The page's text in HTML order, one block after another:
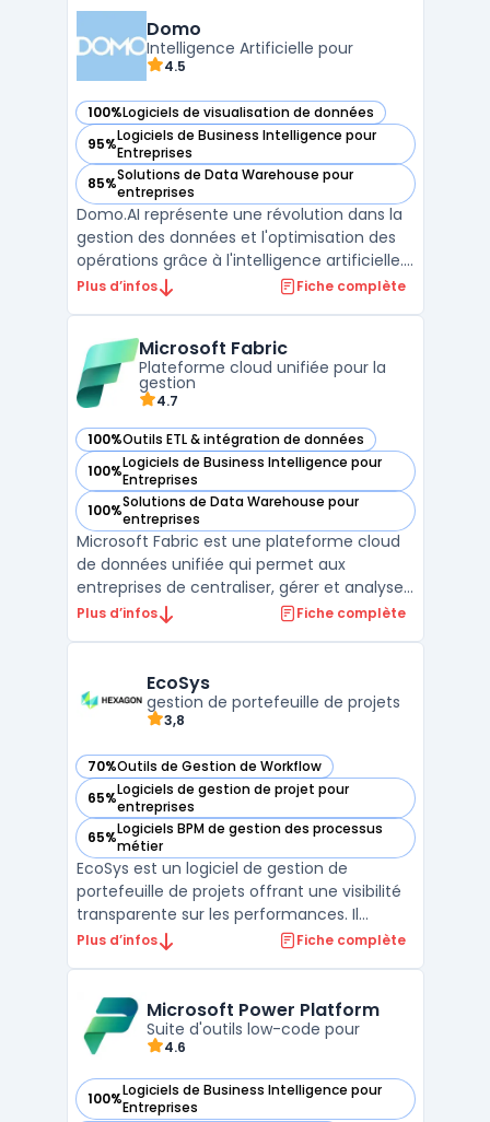
des fichiers Excel, des bases de données ou
des applications ...
Domo
Intelligence Artificielle pour
4.5
100%Logiciels de visualisation de données
— voir Domo dans cette catégorie
95%Logiciels de Business Intelligence pour
Entreprises
— voir Domo dans cette catégorie
85%Solutions de Data Warehouse pour
entreprises
— voir Domo dans cette catégorie
Domo.AI représente une révolution dans la
gestion des données et l'optimisation des
opérations grâce à l'intelligence artificielle.
Cette plateforme avancée permet aux
opérationnelle et de prendre des décisions
stratégiques ...
Plus d’infos Fiche complète
Microsoft Fabric
Plateforme cloud unifiée pour la
gestion
4.7
100%Outils ETL & intégration de données
— voir Microsoft Fabric dans cette catégorie
100%Logiciels de Business Intelligence pour
Entreprises
— voir Microsoft Fabric dans cette catégorie
100%Solutions de Data Warehouse pour
entreprises
— voir Microsoft Fabric dans cette catégorie
Microsoft Fabric est une plateforme cloud
de données unifiée qui permet aux
entreprises de centraliser, gérer et analyser
leurs données dans un environnement
Power BI pour offrir une solution complète
aux entreprise ...
Plus d’infos Fiche complète
EcoSys
gestion de portefeuille de projets
3,8
70%Outils de Gestion de Workflow
— voir EcoSys dans cette catégorie
65%Logiciels de gestion de projet pour
entreprises
— voir EcoSys dans cette catégorie
65%Logiciels BPM de gestion des processus
métier
— voir EcoSys dans cette catégorie
EcoSys est un logiciel de gestion de
portefeuille de projets offrant une visibilité
transparente sur les performances. Il
facilite la planification, l'estimation des
EcoSys, les organisations peuvent améliorer
l ...
Plus d’infos Fiche complète
Microsoft Power Platform
Suite d'outils low-code pour
4.6
100%Logiciels de Business Intelligence pour
Entreprises
— voir Microsoft Power Platform dans cette catégorie